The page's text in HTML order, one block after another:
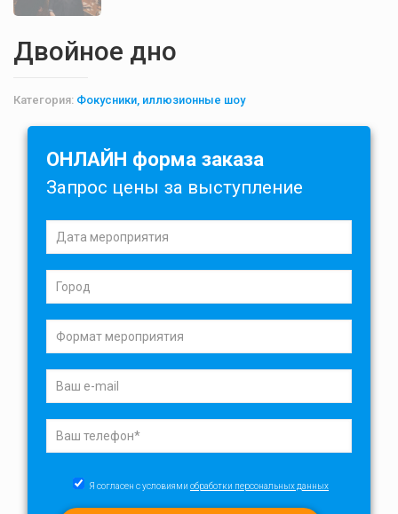
Двойное дно
Категория: Фокусники, иллюзионные шоу
ОНЛАЙН форма заказа
Запрос цены за выступление
Я согласен с условиями обработки персональных данных